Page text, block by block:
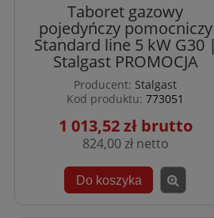
Taboret gazowy
pojedyńczy pomocniczy
Standard line 5 kW G30 |
Stalgast PROMOCJA
Producent: Stalgast
Kod produktu: 773051
1 013,52 zł
824,00 zł
Do koszyka